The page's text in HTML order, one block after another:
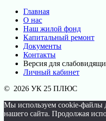
Главная
О нас
Наш жилой фонд
Капитальный ремонт
Документы
Контакты
Версия для
Личный кабинет
© 2026 УК 25 ПЛЮС
Мы используем cookie-файлы
нашего сайта. Продолжая